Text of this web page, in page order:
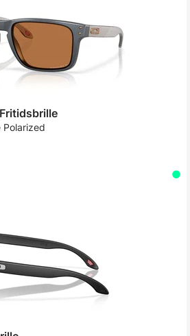
Polarized